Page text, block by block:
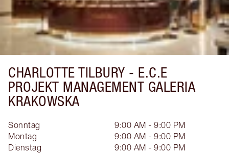
CHARLOTTE TILBURY - E.C.E
PROJEKT MANAGEMENT GALERIA
KRAKOWSKA
Sonntag
9:00 AM - 9:00 PM
Montag
9:00 AM - 9:00 PM
Dienstag
9:00 AM - 9:00 PM